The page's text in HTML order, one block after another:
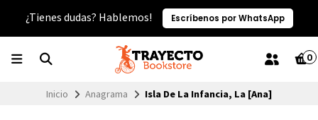
¿Tienes dudas? Hablemos! Escríbenos por WhatsApp
0
Inicio Anagrama Isla De La Infancia, La [Ana]